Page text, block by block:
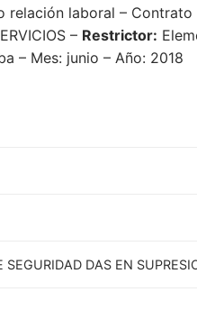
laboral –
– Restrictor:
– Mes: junio – Año: 2018
DAS EN